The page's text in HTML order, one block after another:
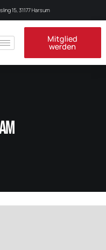
15, 31177 Harsum
Mitglied
werden